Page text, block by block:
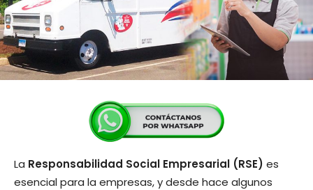
La Responsabilidad Social Empresarial (RSE) es
esencial para la empresas, y desde hace algunos